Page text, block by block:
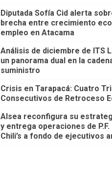
Diputada Sofía Cid alerta
brecha entre crecimiento
empleo en Atacama
Análisis de diciembre de ITS
un panorama dual en la
suministro
Crisis en Tarapacá: Cuatro
Consecutivos de Retroceso
Alsea reconfigura su
y entrega operaciones de P.F.
Chili’s a fondo de ejecutivos